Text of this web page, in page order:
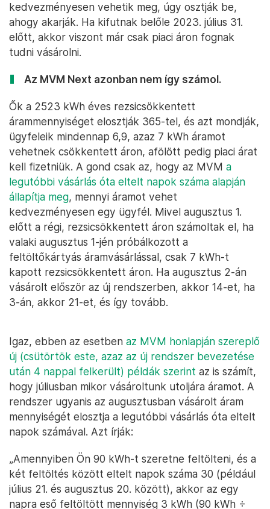
kedvezményesen vehetik meg, úgy osztják be,
ahogy akarják. Ha kifutnak belőle 2023. július 31.
előtt, akkor viszont már csak piaci áron fognak
tudni vásárolni.
Az MVM Next azonban nem így számol.
Ők a 2523 kWh éves rezsicsökkentett
árammennyiséget elosztják 365-tel, és azt mondják,
ügyfeleik mindennap 6,9, azaz 7 kWh áramot
vehetnek csökkentett áron, afölött pedig piaci árat
kell fizetniük. A gond csak az, hogy az MVM a
legutóbbi vásárlás óta eltelt napok száma alapján
állapítja meg, mennyi áramot vehet
kedvezményesen egy ügyfél. Mivel augusztus 1.
előtt a régi, rezsicsökkentett áron számoltak el, ha
valaki augusztus 1-jén próbálkozott a
feltöltőkártyás áramvásárlással, csak 7 kWh-t
kapott rezsicsökkentett áron. Ha augusztus 2-án
vásárolt először az új rendszerben, akkor 14-et, ha
3-án, akkor 21-et, és így tovább.
Igaz, ebben az esetben az MVM honlapján szereplő
új (csütörtök este, azaz az új rendszer bevezetése
után 4 nappal felkerült) példák szerint az is számít,
hogy júliusban mikor vásároltunk utoljára áramot. A
rendszer ugyanis az augusztusban vásárolt áram
mennyiségét elosztja a legutóbbi vásárlás óta eltelt
napok számával. Azt írják:
„Amennyiben Ön 90 kWh-t szeretne feltölteni, és a
két feltöltés között eltelt napok száma 30 (például
július 21. és augusztus 20. között), akkor az egy
napra eső feltöltött mennyiség 3 kWh (90 kWh ÷